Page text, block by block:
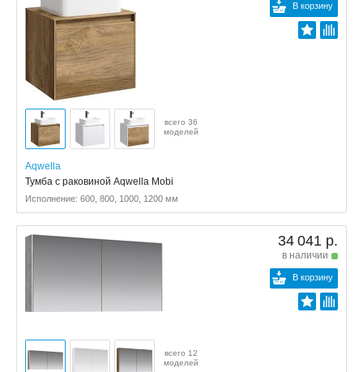
В корзину
всего 36
моделей
Aqwella
Тумба с раковиной Aqwella Mobi
Исполнение: 600, 800, 1000, 1200 мм
34 041 р.
в наличии
В корзину
всего 12
моделей